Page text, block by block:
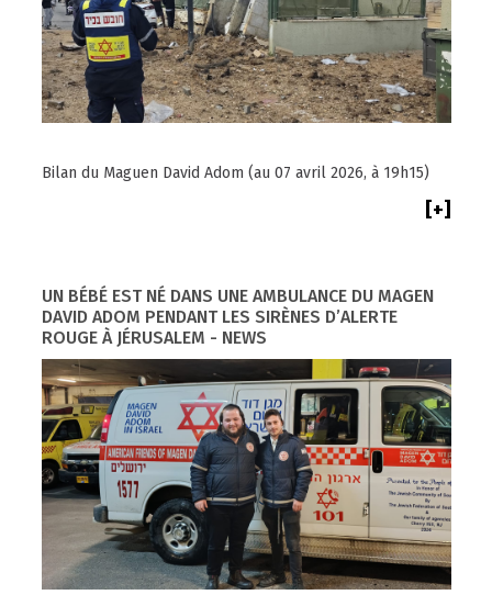
Bilan du Maguen David Adom (au 07 avril 2026, à 19h15)
[+]
UN BÉBÉ EST NÉ DANS UNE AMBULANCE DU MAGEN
DAVID ADOM PENDANT LES SIRÈNES D’ALERTE
ROUGE À JÉRUSALEM - NEWS